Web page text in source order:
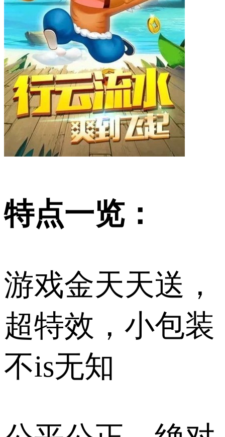
特点一览：
游戏金天天送，
超特效，小包装
不is无知